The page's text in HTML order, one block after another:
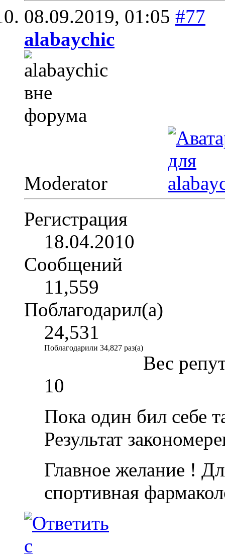
08.09.2019, 01:05 #77
alabaychic
Moderator
Регистрация
18.04.2010
Сообщений
11,559
Поблагодарил(а)
24,531
Поблагодарили 34,827 раз(а)
Вес
10
Пока один бил себе
Результат
Главное желание !
спортивная